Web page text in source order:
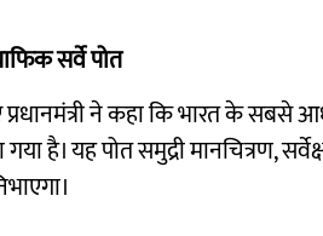
सर्वे पोत
ने कहा कि भारत के सबसे
है। यह पोत समुद्री मानचित्रण,